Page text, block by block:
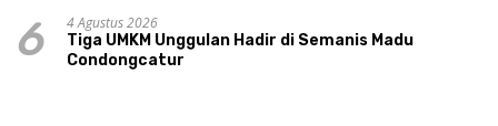
6
4 Agustus 2026
Tiga UMKM Unggulan Hadir di Semanis Madu
Condongcatur